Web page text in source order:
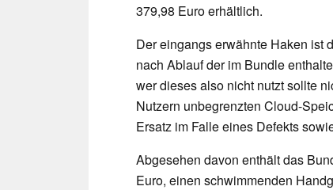
379,98 Euro erhältlich.
Der eingangs erwähnte Haken ist
nach Ablauf der im Bundle
wer dieses also nicht nutzt sollte
Nutzern unbegrenzten Cloud-
Ersatz im Falle eines Defekts
Abgesehen davon enthält das
Euro, einen schwimmenden